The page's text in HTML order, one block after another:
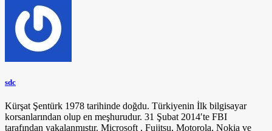
sdc
Kürşat Şentürk 1978 tarihinde doğdu. Türkiyenin İlk bilgisayar
korsanlarından olup en meşhurudur. 31 Şubat 2014′te FBI
tarafından yakalanmıştır. Microsoft , Fujitsu, Motorola, Nokia ve